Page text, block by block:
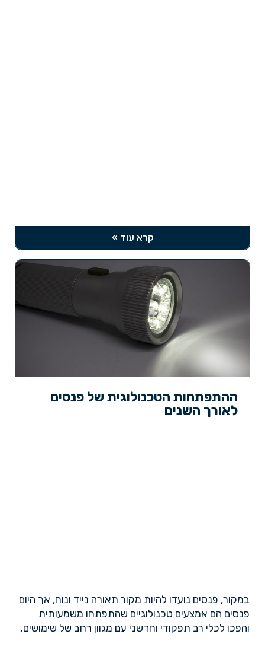
קרא עוד »
ההתפתחות הטכנולוגית של פנסים
לאורך השנים
במקור, פנסים נועדו להיות מקור תאורה נייד ונוח, אך היום
פנסים הם אמצעים טכנולוגיים שהתפתחו משמעותית
והפכו לכלי רב תפקודי וחדשני עם מגוון רחב של שימושים.